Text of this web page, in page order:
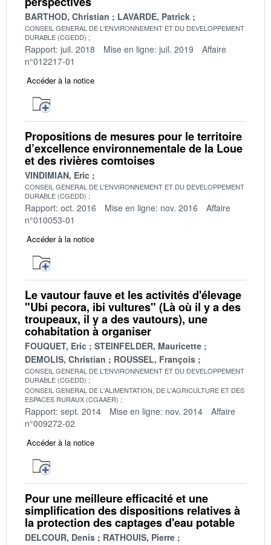
BARTHOD, Christian LAVARDE, Patrick
CONSEIL GENERAL DE L'ENVIRONNEMENT ET DU DEVELOPPEMENT
DURABLE (CGEDD)
Rapport: juil. 2018 Mise en ligne: juil. 2019
Affaire
n°012217-01
Accéder à la notice
Propositions de mesures pour le territoire
d’excellence environnementale de la Loue
et des rivières comtoises
VINDIMIAN, Eric
CONSEIL GENERAL DE L'ENVIRONNEMENT ET DU DEVELOPPEMENT
DURABLE (CGEDD)
Rapport: oct. 2016 Mise en ligne: nov. 2016
Affaire
n°010053-01
Accéder à la notice
Le vautour fauve et les activités d'élevage
"Ubi pecora, ibi vultures" (Là où il y a des
troupeaux, il y a des vautours), une
cohabitation à organiser
FOUQUET, Eric
STEINFELDER, Mauricette
DEMOLIS, Christian
ROUSSEL, François
CONSEIL GENERAL DE L'ENVIRONNEMENT ET DU DEVELOPPEMENT
DURABLE (CGEDD)
CONSEIL GENERAL DE L'ALIMENTATION, DE L'AGRICULTURE ET DES
ESPACES RURAUX (CGAAER)
Rapport: sept. 2014 Mise en ligne: nov. 2014
Affaire
n°009272-02
Accéder à la notice
Pour une meilleure efficacité et une
simplification des dispositions relatives à
la protection des captages d'eau potable
DELCOUR, Denis
RATHOUIS, Pierre